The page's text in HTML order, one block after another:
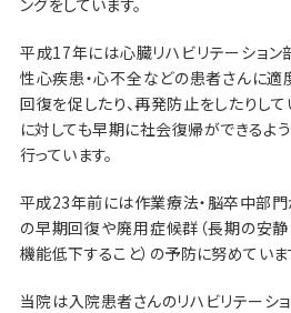
平成17年には心臓リハビリテーション
性心疾患・心不全などの患者さんに適
回復を促したり、再発防止をしたりし
に対しても早期に社会復帰ができるよ
行っています。
平成23年前には作業療法・脳卒中部門
の早期回復や廃用症候群（長期の安
機能低下すること）の予防に努めていま
当院は入院患者さんのリハビリテーシ